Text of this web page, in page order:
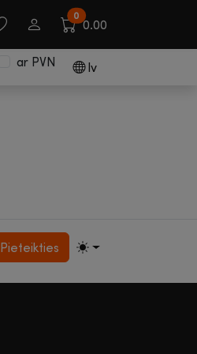
0
0.00
ar PVN lv
Pieteikties